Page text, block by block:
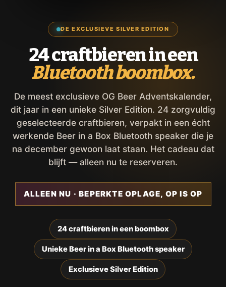
DE EXCLUSIEVE SILVER EDITION
24 craftbieren in een
Bluetooth boombox.
De meest exclusieve OG Beer Adventskalender,
dit jaar in een unieke Silver Edition. 24 zorgvuldig
geselecteerde craftbieren, verpakt in een écht
werkende Beer in a Box Bluetooth speaker die je
na december gewoon laat staan. Het cadeau dat
blijft — alleen nu te reserveren.
ALLEEN NU · BEPERKTE OPLAGE, OP IS OP
24 craftbieren in een boombox
Unieke Beer in a Box Bluetooth speaker
Exclusieve Silver Edition